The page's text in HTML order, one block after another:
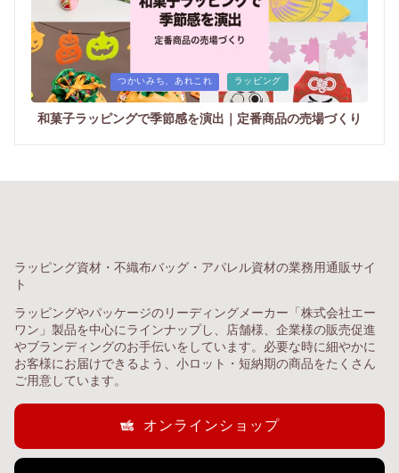
Posted
in
つかいみち、あれこれ ラッピング
和菓子ラッピングで季節感を演出｜定番商品の売場づくり
ラッピング資材・不織布バッグ・アパレル資材の業務用通販サイ
ト
ラッピングやパッケージのリーディングメーカー「株式会社エー
ワン」製品を中心にラインナップし、店舗様、企業様の販売促進
やブランディングのお手伝いをしています。必要な時に細やかに
お客様にお届けできるよう、小ロット・短納期の商品をたくさん
ご用意しています。
オンラインショップ